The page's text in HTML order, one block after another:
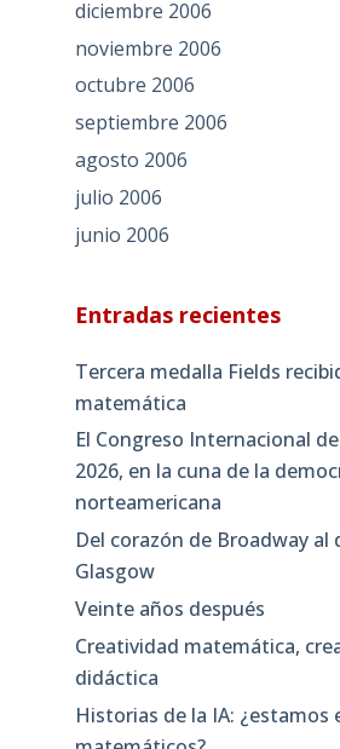
diciembre 2006
noviembre 2006
octubre 2006
septiembre 2006
agosto 2006
julio 2006
junio 2006
Entradas recientes
Tercera medalla Fields
matemática
El Congreso Internacional
2026, en la cuna de la
norteamericana
Del corazón de Broadway al
Glasgow
Veinte años después
Creatividad matemática,
didáctica
Historias de la IA: ¿estamos